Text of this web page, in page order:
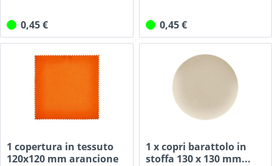
0,45 € 0,45 €
1 copertura in tessuto
120x120 mm arancione
1 x copri barattolo in
stoffa 130 x 130 mm...